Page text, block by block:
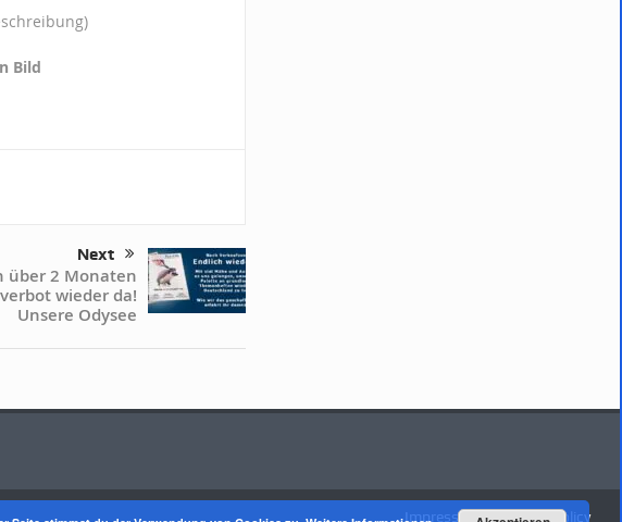
Bild
Next
über 2 Monaten
wieder da!
Unsere Odysee
Impressum Privacy Policy